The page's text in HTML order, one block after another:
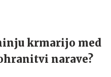
krmarijo med
narave?